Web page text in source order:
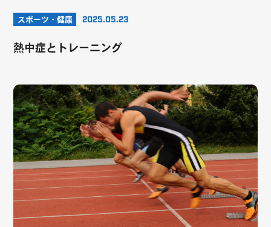
スポーツ・健康 2025.05.23
熱中症とトレーニング